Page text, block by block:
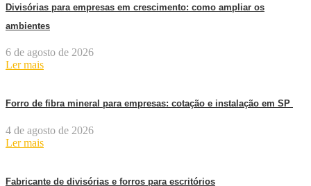
Divisórias para empresas em crescimento: como ampliar os
ambientes
6 de agosto de 2026
Ler mais
Forro de fibra mineral para empresas: cotação e instalação em SP
4 de agosto de 2026
Ler mais
Fabricante de divisórias e forros para escritórios